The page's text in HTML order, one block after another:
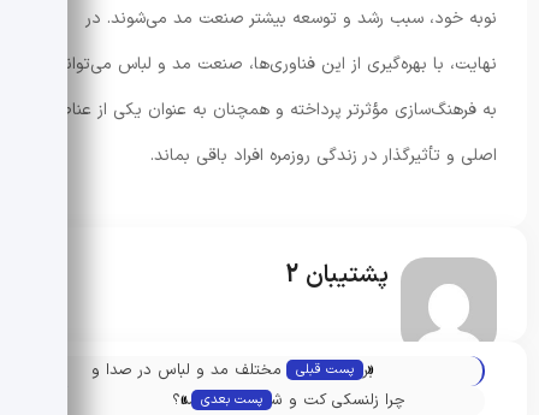
نوبه خود، سبب رشد و توسعه بیشتر صنعت مد می‌شوند. در
نهایت، با بهره‌گیری از این فناوری‌ها، صنعت مد و لباس می‌تواند
به فرهنگ‌سازی مؤثرتر پرداخته و همچنان به عنوان یکی از عناصر
اصلی و تأثیرگذار در زندگی روزمره افراد باقی بماند.
پشتیبان 2
« پست قبلی
بررسی زوایای مختلف مد و لباس در صدا و
سیمای ایران
چرا زلنسکی کت و شلوار نمی‌پوشد؟
پست بعدی »